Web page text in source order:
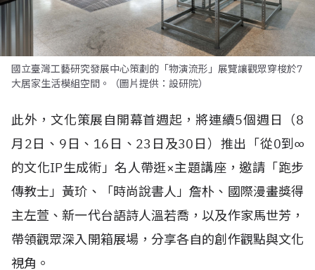
國立臺灣工藝研究發展中心策劃的「物演流形」展覽讓觀眾穿梭於7
大居家生活模組空間。（圖片提供：設研院）
此外，文化策展自開幕首週起，將連續5個週日（8
月2日、9日、16日、23日及30日）推出「從0到∞
的文化IP生成術」名人帶逛×主題講座，邀請「跑步
傳教士」黃玠、「時尚說書人」詹朴、國際漫畫獎得
主左萱、新一代台語詩人溫若喬，以及作家馬世芳，
帶領觀眾深入開箱展場，分享各自的創作觀點與文化
視角。